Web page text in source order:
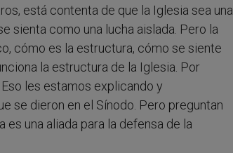
está contenta de que la Iglesia sea una
sienta como una lucha aislada. Pero la
cómo es la estructura, cómo se siente
la estructura de la Iglesia. Por
les estamos explicando y
se dieron en el Sínodo. Pero preguntan
una aliada para la defensa de la